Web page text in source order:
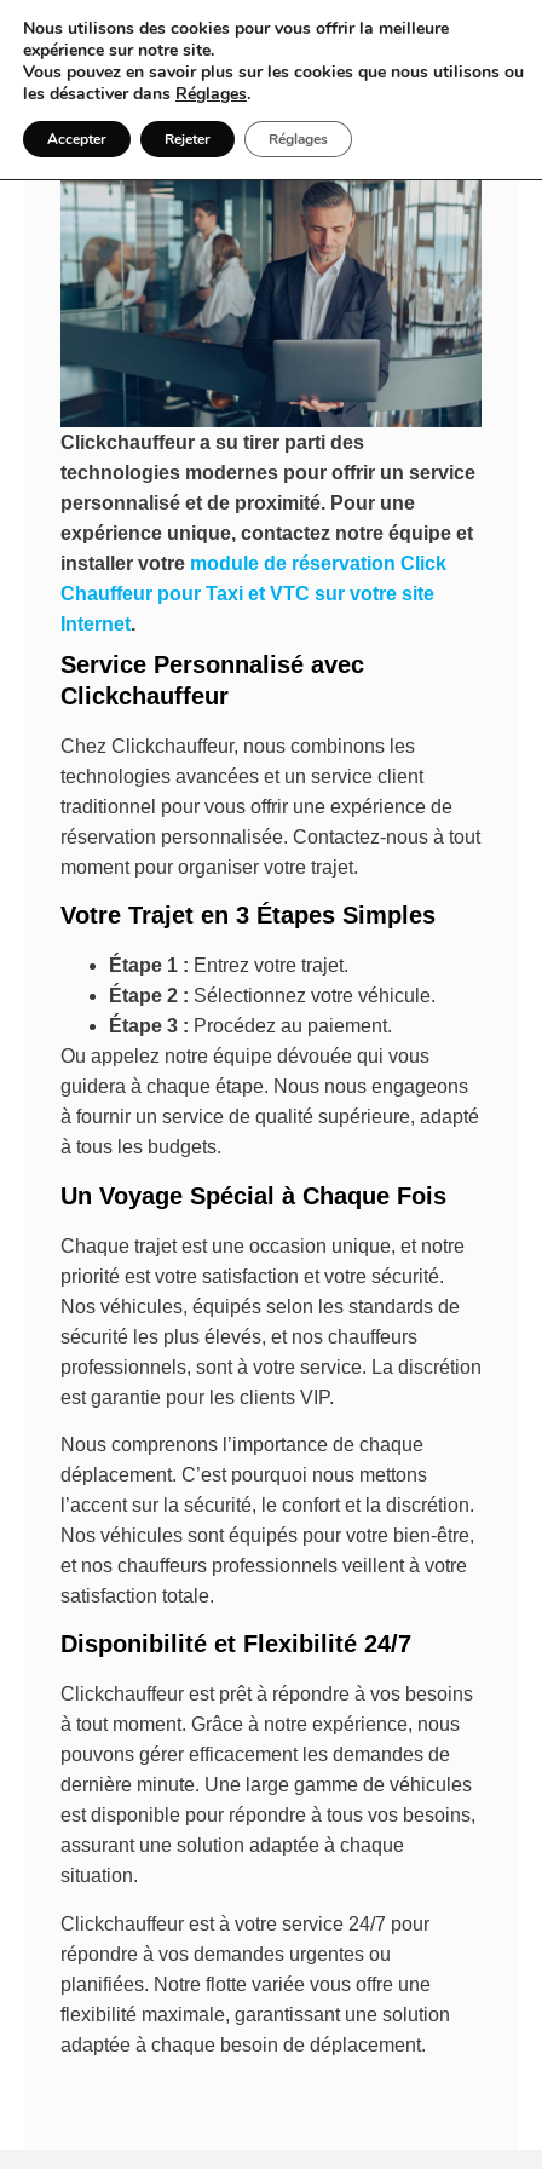
Bienvenue chez Clickchauffeur
Clickchauffeur a su tirer parti des
technologies modernes pour offrir un service
personnalisé et de proximité. Pour une
expérience unique, contactez notre équipe et
installer votre module de réservation Click
Chauffeur pour Taxi et VTC sur votre site
Internet.
Service Personnalisé avec
Clickchauffeur
Chez Clickchauffeur, nous combinons les
technologies avancées et un service client
traditionnel pour vous offrir une expérience de
réservation personnalisée. Contactez-nous à tout
moment pour organiser votre trajet.
Votre Trajet en 3 Étapes Simples
Étape 1 : Entrez votre trajet.
Étape 2 : Sélectionnez votre véhicule.
Étape 3 : Procédez au paiement.
Ou appelez notre équipe dévouée qui vous
guidera à chaque étape. Nous nous engageons
à fournir un service de qualité supérieure, adapté
à tous les budgets.
Un Voyage Spécial à Chaque Fois
Chaque trajet est une occasion unique, et notre
priorité est votre satisfaction et votre sécurité.
Nos véhicules, équipés selon les standards de
sécurité les plus élevés, et nos chauffeurs
professionnels, sont à votre service. La discrétion
est garantie pour les clients VIP.
Nous comprenons l’importance de chaque
déplacement. C’est pourquoi nous mettons
l’accent sur la sécurité, le confort et la discrétion.
Nos véhicules sont équipés pour votre bien-être,
et nos chauffeurs professionnels veillent à votre
satisfaction totale.
Disponibilité et Flexibilité 24/7
Clickchauffeur est prêt à répondre à vos besoins
à tout moment. Grâce à notre expérience, nous
pouvons gérer efficacement les demandes de
dernière minute. Une large gamme de véhicules
est disponible pour répondre à tous vos besoins,
assurant une solution adaptée à chaque
situation.
Clickchauffeur est à votre service 24/7 pour
répondre à vos demandes urgentes ou
planifiées. Notre flotte variée vous offre une
flexibilité maximale, garantissant une solution
adaptée à chaque besoin de déplacement.
Nous utilisons des cookies pour vous offrir la meilleure
expérience sur notre site.
Vous pouvez en savoir plus sur les cookies que nous utilisons ou
les désactiver dans Réglages.
Accepter Rejeter Réglages